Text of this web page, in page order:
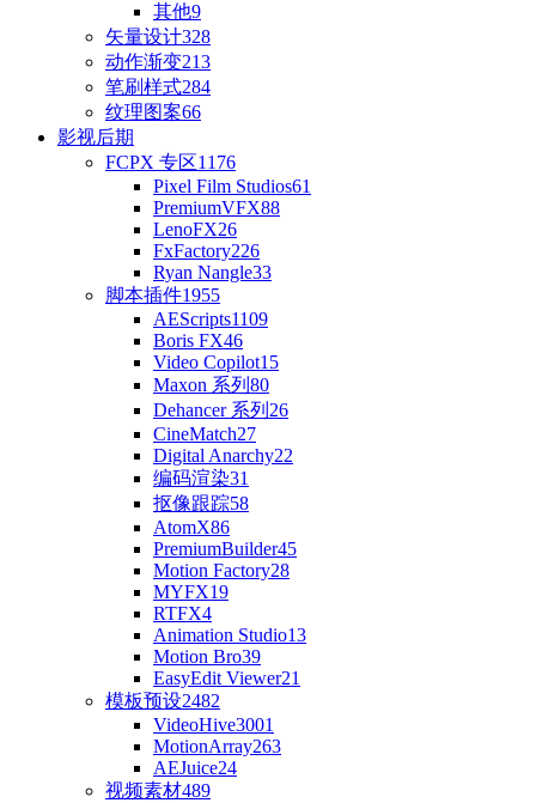
其他9
矢量设计328
动作渐变213
笔刷样式284
纹理图案66
影视后期
FCPX 专区1176
Pixel Film Studios61
PremiumVFX88
LenoFX26
FxFactory226
Ryan Nangle33
脚本插件1955
AEScripts1109
Boris FX46
Video Copilot15
Maxon 系列 80
Dehancer 系列 26
CineMatch27
Digital Anarchy22
编码渲染31
抠像跟踪58
AtomX86
PremiumBuilder45
Motion Factory28
MYFX19
RTFX4
Animation Studio13
Motion Bro39
EasyEdit Viewer21
模板预设2482
VideoHive3001
MotionArray263
AEJuice24
视频素材489